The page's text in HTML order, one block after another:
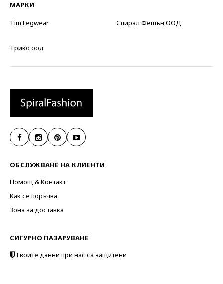
МАРКИ
Tim Legwear
Спирал Фешън ООД
Трико оод
ОБСЛУЖВАНЕ НА КЛИЕНТИ
Помощ & Контакт
Как се поръчва
Зона за доставка
СИГУРНО ПАЗАРУВАНЕ
Твоите данни при нас са защитени